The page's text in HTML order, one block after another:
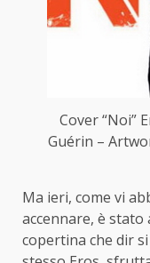
Cover “Noi”
Guérin –
Ma ieri, come vi
accennare, è stato
copertina che dir